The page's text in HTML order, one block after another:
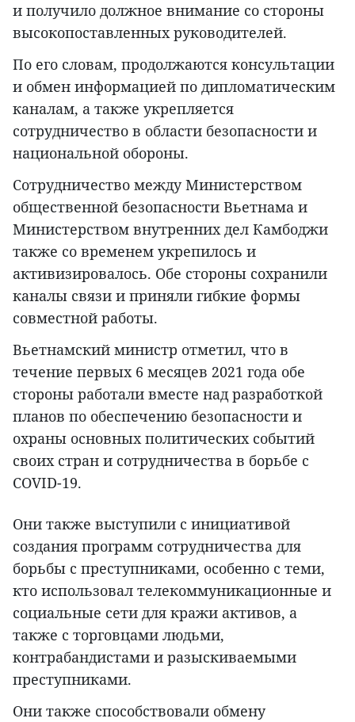
и получило должное внимание со стороны
высокопоставленных руководителей.
По его словам, продолжаются консультации
и обмен информацией по дипломатическим
каналам, а также укрепляется
сотрудничество в области безопасности и
национальной обороны.
Сотрудничество между Министерством
общественной безопасности Вьетнама и
Министерством внутренних дел Камбоджи
также со временем укрепилось и
активизировалось. Обе стороны сохранили
каналы связи и приняли гибкие формы
совместной работы.
Вьетнамский министр отметил, что в
течение первых 6 месяцев 2021 года обе
стороны работали вместе над разработкой
планов по обеспечению безопасности и
охраны основных политических событий
своих стран и сотрудничества в борьбе с
COVID-19.
Они также выступили с инициативой
создания программ сотрудничества для
борьбы с преступниками, особенно с теми,
кто использовал телекоммуникационные и
социальные сети для кражи активов, а
также с торговцами людьми,
контрабандистами и разыскиваемыми
преступниками.
Они также способствовали обмену